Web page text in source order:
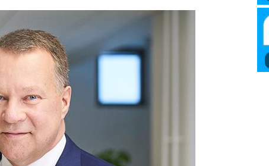
Verkosto